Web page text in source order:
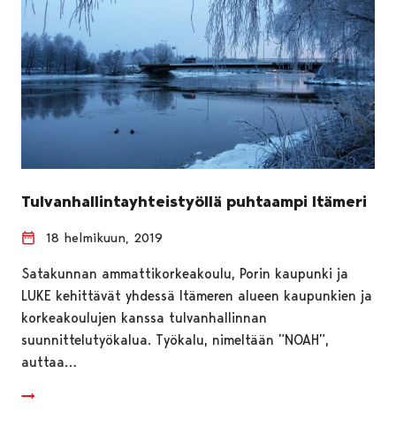
Tulvanhallintayhteistyöllä puhtaampi Itämeri
18 helmikuun, 2019
Satakunnan ammattikorkeakoulu, Porin kaupunki ja
LUKE kehittävät yhdessä Itämeren alueen kaupunkien ja
korkeakoulujen kanssa tulvanhallinnan
suunnittelutyökalua. Työkalu, nimeltään ”NOAH”,
auttaa…